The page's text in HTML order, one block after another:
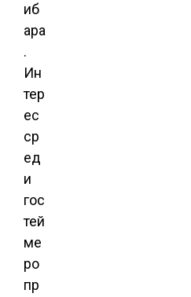
иб
ара
.
Ин
тер
ес
ср
ед
и
гос
тей
ме
ро
пр